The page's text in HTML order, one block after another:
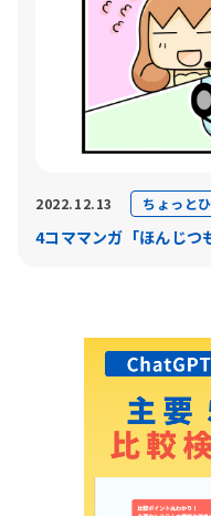
2022.12.13 ちょっと
4コママンガ「ほんじつ